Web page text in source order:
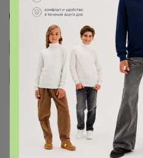
СЛАДКАЯ
Подписаться на закупку 399
Подписаться на организатора
В архиве